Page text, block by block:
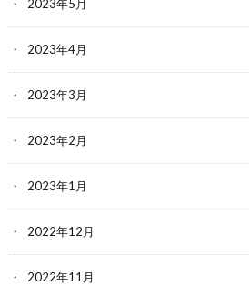
2023年5月
2023年4月
2023年3月
2023年2月
2023年1月
2022年12月
2022年11月